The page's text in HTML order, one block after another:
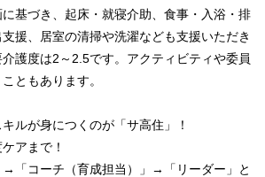
基づき、起床・就寝介助、食事・入浴・排
援、居室の清掃や洗濯なども支援いただき
護度は2～2.5です。アクティビティや委員
ともあります。
ルが身につくのが「サ高住」！
アまで！
→「コーチ（育成担当）」→「リーダー」と